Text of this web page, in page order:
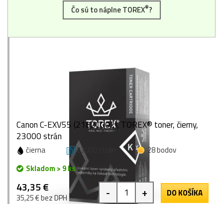
Čo sú to náplne TOREX®?
Canon C-EXV55 (2182C002), TOREX® toner, čierny,
23000 strán
čierna 23000 strán
28 bodov
Skladom > 9 ks
43,35 €
35,25 € bez DPH - + DO KOŠÍKA